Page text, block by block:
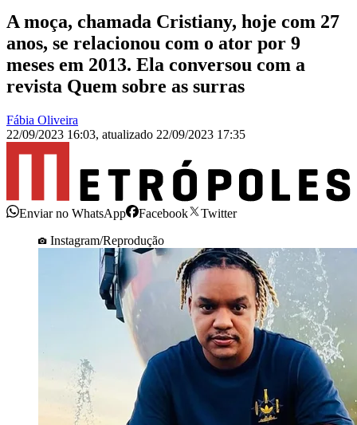
A moça, chamada Cristiany, hoje com 27
anos, se relacionou com o ator por 9
meses em 2013. Ela conversou com a
revista Quem sobre as surras
Fábia Oliveira
22/09/2023 16:03, atualizado 22/09/2023 17:35
Enviar no WhatsApp Facebook
Twitter
Instagram/Reprodução